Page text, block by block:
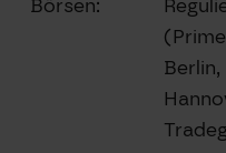
Börsen: